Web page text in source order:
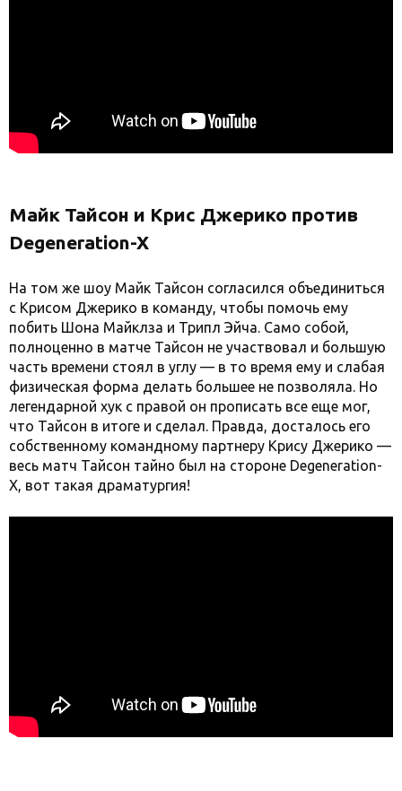
Майк Тайсон и Крис Джерико против
Degeneration-X
На том же шоу Майк Тайсон согласился объединиться
с Крисом Джерико в команду, чтобы помочь ему
побить Шона Майклза и Трипл Эйча. Само собой,
полноценно в матче Тайсон не участвовал и большую
часть времени стоял в углу — в то время ему и слабая
физическая форма делать большее не позволяла. Но
легендарной хук с правой он прописать все еще мог,
что Тайсон в итоге и сделал. Правда, досталось его
собственному командному партнеру Крису Джерико —
весь матч Тайсон тайно был на стороне Degeneration-
X, вот такая драматургия!